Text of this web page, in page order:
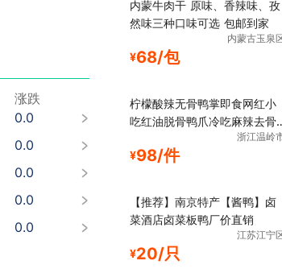
涨跌
0.0
0.0
0.0
0.0
0.0
内蒙牛肉干 原味、香辣味、孜
然味三种口味可选 包邮到家
内蒙古玉泉
¥68/包
柠檬酸辣无骨鸭掌即食网红小
吃红油脱骨鸭爪冷吃麻辣去骨
浙江温岭
¥98/件
【推荐】南京特产【酱鸭】卤
菜酒店卤菜板鸭厂价直销
江苏江宁
¥20/只